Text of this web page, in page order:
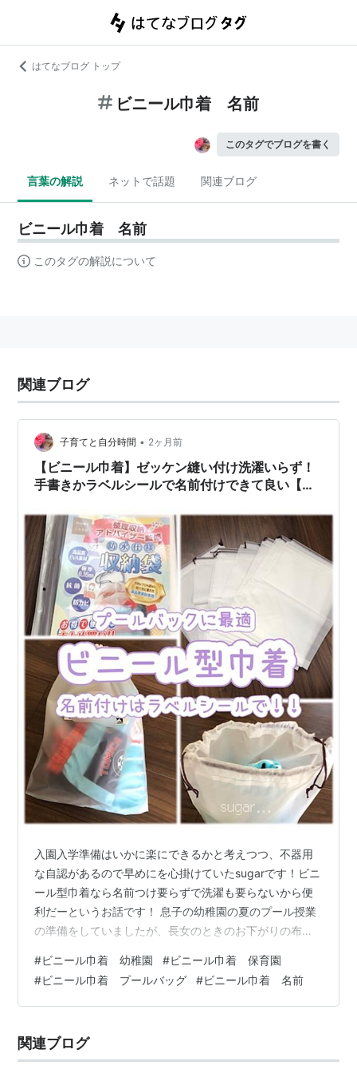
はてなブログ トップ
ビニール巾着 名前
このタグでブログを書く
言葉の解説 ネットで話題 関連ブログ
ビニール巾着 名前
このタグの解説について
関連ブログ
子育てと自分時間 • 2ヶ月前
【ビニール巾着】ゼッケン縫い付け洗濯いらず！
手書きかラベルシールで名前付けできて良い【指
入園入学準備はいかに楽にできるかと考えつつ、不器用
な自認があるので早めにを心掛けていたsugarです！ビニ
ール型巾着なら名前つけ要らずで洗濯も要らないから便
利だーというお話です！ 息子の幼稚園の夏のプール授業
の準備をしていましたが、長女のときのお下がりの布巾
と早めに用意を終わらせて余裕をこいていた5月後半でし
たが いよいよプールバックを持ってきて下さいの指示が
あり、改めて手順書を確認していたところ、見落とし
たとの事！ ビニール型巾着ってなんだっけとなりました
が、楽天で急ぎで購入しました！ リンク…
#ビニール巾着 幼稚園 #ビニール巾着 保育園
#ビニール巾着 プールバッグ #ビニール巾着 名前
関連ブログ